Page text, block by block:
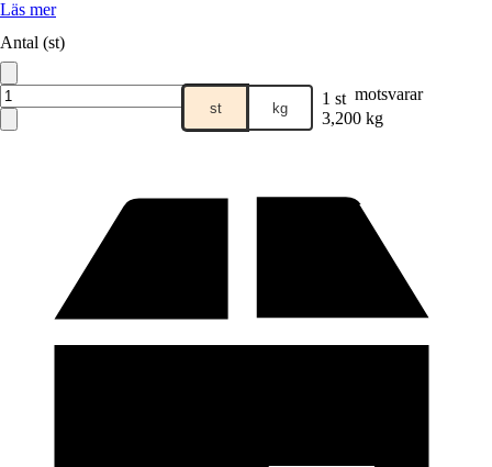
Läs mer
Antal (st)
st kg 1 st motsvarar
3,200 kg